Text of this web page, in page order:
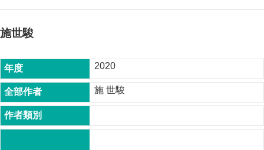
頁
公
告
本
所
簡
施世駿
2020
施 世駿